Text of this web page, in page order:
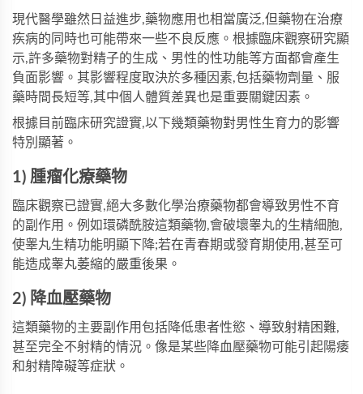
現代醫學雖然日益進步,藥物應用也相當廣泛,但藥物在治療
疾病的同時也可能帶來一些不良反應。根據臨床觀察研究顯
示,許多藥物對精子的生成、男性的性功能等方面都會產生
負面影響。其影響程度取決於多種因素,包括藥物劑量、服
藥時間長短等,其中個人體質差異也是重要關鍵因素。
根據目前臨床研究證實,以下幾類藥物對男性生育力的影響
特別顯著。
1) 腫瘤化療藥物
臨床觀察已證實,絕大多數化學治療藥物都會導致男性不育
的副作用。例如環磷酰胺這類藥物,會破壞睾丸的生精細胞,
使睾丸生精功能明顯下降;若在青春期或發育期使用,甚至可
能造成睾丸萎縮的嚴重後果。
2) 降血壓藥物
這類藥物的主要副作用包括降低患者性慾、導致射精困難,
甚至完全不射精的情況。像是某些降血壓藥物可能引起陽痿
和射精障礙等症狀。